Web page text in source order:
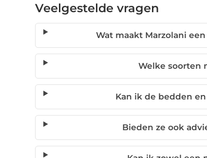
Veelgestelde vragen
Wat maakt Marzolani
Welke soorten
Kan ik de bedden
Bieden ze ook